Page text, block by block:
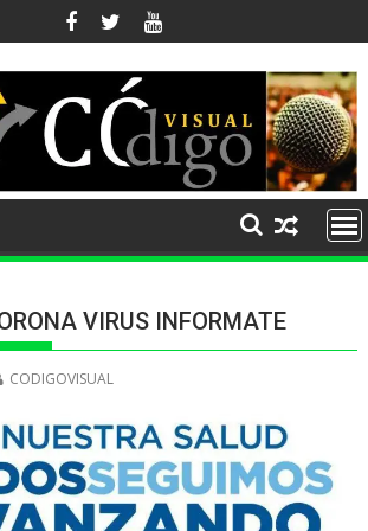
VIRUS INFORMATE
CODIGOVISUAL